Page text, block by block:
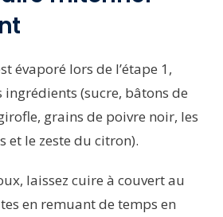
évaporé lors de l’étape 1,
(sucre, bâtons de
grains de poivre noir, les
et le zeste du citron).
laissez cuire à couvert au
en remuant de temps en